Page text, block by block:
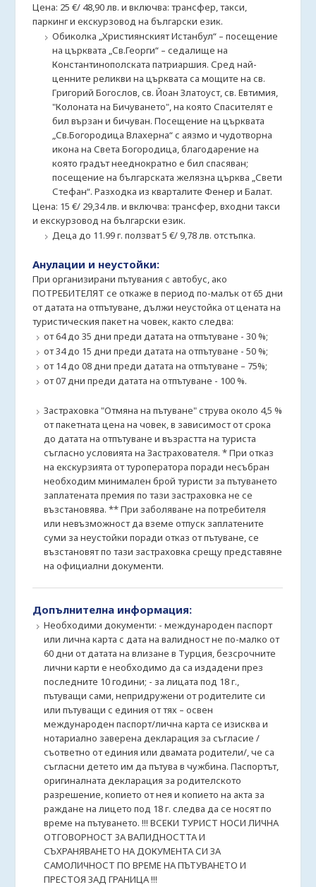
Цена: 25 €/ 48,90 лв. и включва: трансфер, такси,
паркинг и екскурзовод на български език.
Обиколка „Християнският Истанбул“ – посещение
на църквата „Св.Георги“ – седалище на
Константинополската патриаршия. Сред най-
ценните реликви на църквата са мощите на св.
Григорий Богослов, св. Йоан Златоуст, св. Евтимия,
"Колоната на Бичуването", на която Спасителят е
бил вързан и бичуван. Посещение на църквата
„Св.Богородица Влахерна“ с аязмо и чудотворна
икона на Света Богородица, благодарение на
която градът нееднократно е бил спасяван;
посещение на българската желязна църква „Свети
Стефан“. Разходка из кварталите Фенер и Балат.
Цена: 15 €/ 29,34 лв. и включва: трансфер, входни такси
и екскурзовод на български език.
Деца до 11.99 г. ползват 5 €/ 9,78 лв. отстъпка.
Анулации и неустойки:
При организирани пътувания с автобус, ако
ПОТРЕБИТЕЛЯТ се откаже в период по-малък от 65 дни
от датата на отпътуване, дължи неустойка от цената на
туристическия пакет на човек, както следва:
от 64 до 35 дни преди датата на отпътуване - 30 %;
от 34 до 15 дни преди датата на отпътуване - 50 %;
от 14 до 08 дни преди датата на отпътуване – 75%;
от 07 дни преди датата на отпътуване - 100 %.
Застраховка "Отмяна на пътуване" струва около 4,5 %
от пакетната цена на човек, в зависимост от срока
до датата на отпътуване и възрастта на туриста
съгласно условията на Застрахователя. * При отказ
на екскурзията от туроператора поради несъбран
необходим минимален брой туристи за пътуването
заплатената премия по тази застраховка не се
възстановява. ** При заболяване на потребителя
или невъзможност да вземе отпуск заплатените
суми за неустойки поради отказ от пътуване, се
възстановят по тази застраховка срещу представяне
на официални документи.
Допълнителна информация:
Необходими документи: - международен паспорт
или лична карта с дата на валидност не по-малко от
60 дни от датата на влизане в Турция, безсрочните
лични карти е необходимо да са издадени през
последните 10 години; - за лицата под 18 г.,
пътуващи сами, непридружени от родителите си
или пътуващи с единия от тях – освен
международен паспорт/лична карта се изисква и
нотариално заверена декларация за съгласие /
съответно от единия или двамата родители/, че са
съгласни детето им да пътува в чужбина. Паспортът,
оригиналната декларация за родителското
разрешение, копието от нея и копието на акта за
раждане на лицето под 18 г. следва да се носят по
време на пътуването. !!! ВСЕКИ ТУРИСТ НОСИ ЛИЧНА
ОТГОВОРНОСТ ЗА ВАЛИДНОСТТА И
СЪХРАНЯВАНЕТО НА ДОКУМЕНТА СИ ЗА
САМОЛИЧНОСТ ПО ВРЕМЕ НА ПЪТУВАНЕТО И
ПРЕСТОЯ ЗАД ГРАНИЦА !!!